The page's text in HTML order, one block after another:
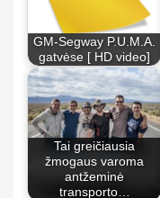
GM-Segway P.U.M.A.
gatvėse [ HD video]
Tai greičiausia
žmogaus varoma
antžeminė
transporto…